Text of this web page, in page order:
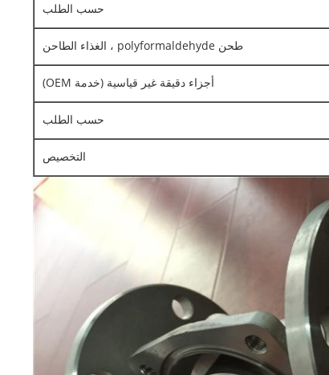
حسب الطلب
طحن polyformaldehyde ، الغذاء الطاحن
أجزاء دقيقة غير قياسية (خدمة OEM)
حسب الطلب
التخصيص